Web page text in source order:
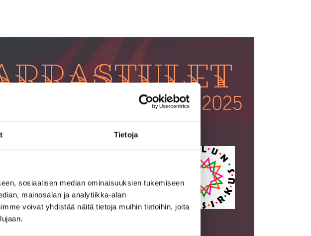
Tietoja
sosiaalisen median ominaisuuksien tukemiseen
mainosalan ja analytiikka-alan
voivat yhdistää näitä tietoja muihin tietoihin, joita